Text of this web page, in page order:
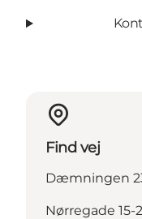
Find vej
Dæmningen
Nørregade 15-